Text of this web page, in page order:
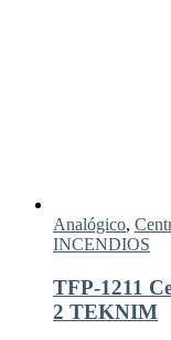
Analógico,
INCENDIOS
TFP-1211
2 TEKNIM